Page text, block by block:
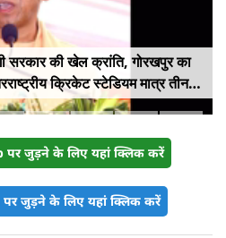
सरकार की खेल क्रांति, गोरखपुर का
क्रिकेट स्टेडियम मात्र तीन
में लगभग 20% तैयार
पर जुड़ने के लिए यहां क्लिक करें
पर जुड़ने के लिए यहां क्लिक करें